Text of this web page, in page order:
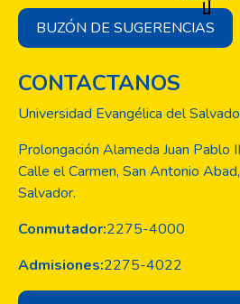
BUZÓN DE SUGERENCIAS
CONTACTANOS
Universidad Evangélica del
Prolongación Alameda Juan Pablo
Calle el Carmen, San Antonio
Salvador.
Conmutador:2275-4000
Admisiones:2275-4022